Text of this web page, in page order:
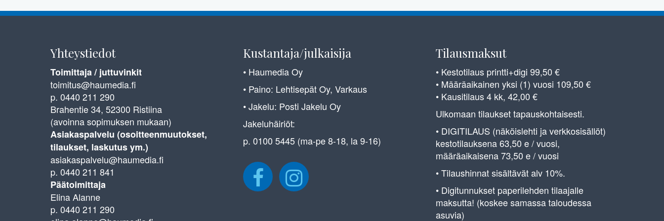
Yhteystiedot
Toimittaja / juttuvinkit
toimitus@haumedia.fi
p. 0440 211 290
Brahentie 34, 52300 Ristiina
(avoinna sopimuksen mukaan)
Asiakaspalvelu (osoitteenmuutokset,
tilaukset, laskutus ym.)
asiakaspalvelu@haumedia.fi
p. 0440 211 841
Päätoimittaja
Elina Alanne
p. 0440 211 290
Kustantaja/julkaisija
• Haumedia Oy
• Paino: Lehtisepät Oy, Varkaus
• Jakelu: Posti Jakelu Oy
Jakeluhäiriöt:
p. 0100 5445 (ma-pe 8-18, la 9-16)
Tilausmaksut
• Kestotilaus printti+digi 99,50 €
• Määräaikainen yksi (1) vuosi 109,50 €
• Kausitilaus 4 kk, 42,00 €
Ulkomaan tilaukset tapauskohtaisesti.
• DIGITILAUS (näköislehti ja verkkosisällöt)
kestotilauksena 63,50 e / vuosi,
määräaikaisena 73,50 e / vuosi
• Tilaushinnat sisältävät alv 10%.
• Digitunnukset paperilehden tilaajalle
maksutta! (koskee samassa taloudessa
asuvia)